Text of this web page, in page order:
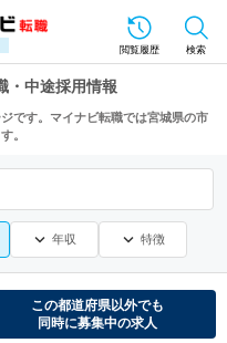
閲覧履歴 検索
・中途採用情報
です。マイナビ転職では宮城県の市
。
年収 特徴
この都道府県以外でも
同時に募集中の求人